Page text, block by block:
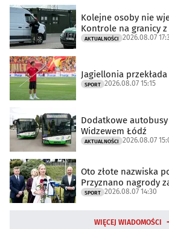
Kolejne osoby nie
Kontrole na granicy
AKTUALNOŚCI 2026.08.07
Jagiellonia
SPORT 2026.08.07 15:15
Dodatkowe
Widzewem Łódź
AKTUALNOŚCI 2026.08.07
Oto złote nazwiska
Przyznano nagrody
SPORT 2026.08.07 14:30
WIĘCEJ WIADOMOŚCI